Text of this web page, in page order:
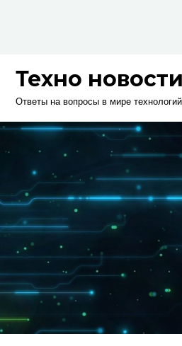
Техно новости
Ответы на вопросы в мире технологий